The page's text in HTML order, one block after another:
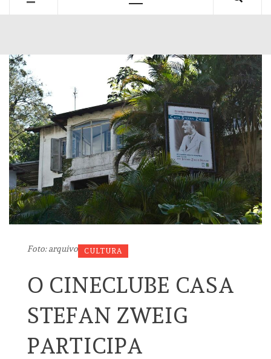
Foto: arquivo CULTURA
O CINECLUBE CASA
STEFAN ZWEIG
PARTICIPA